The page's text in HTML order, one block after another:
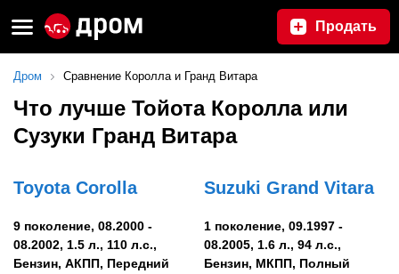
Продать
Дром Сравнение Королла и Гранд Витара
Что лучше Тойота Королла или
Сузуки Гранд Витара
Toyota Corolla Suzuki Grand Vitara
9 поколение, 08.2000 -
08.2002, 1.5 л., 110 л.с.,
Бензин, АКПП, Передний
1 поколение, 09.1997 -
08.2005, 1.6 л., 94 л.с.,
Бензин, МКПП, Полный